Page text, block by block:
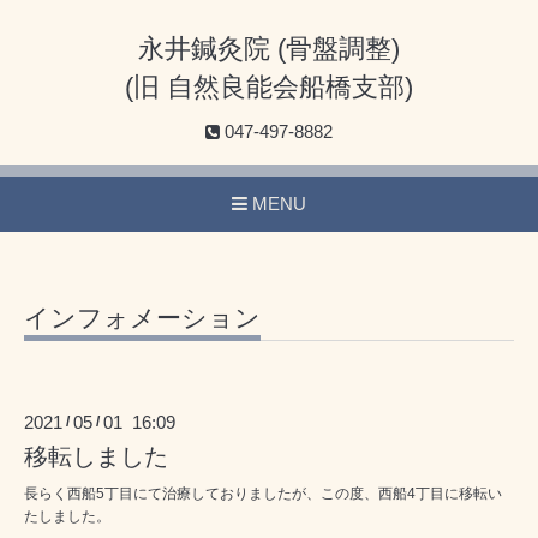
永井鍼灸院 (骨盤調整)
(旧 自然良能会船橋支部)
047-497-8882
MENU
インフォメーション
2021 /05 /01 16:09
移転しました
長らく西船5丁目にて治療しておりましたが、この度、西船4丁目に移転い
たしました。